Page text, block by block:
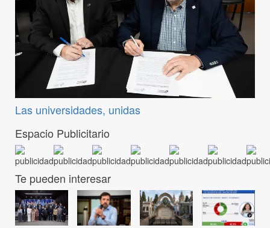
Las universidades, unidas
Espacio Publicitario
Te pueden interesar